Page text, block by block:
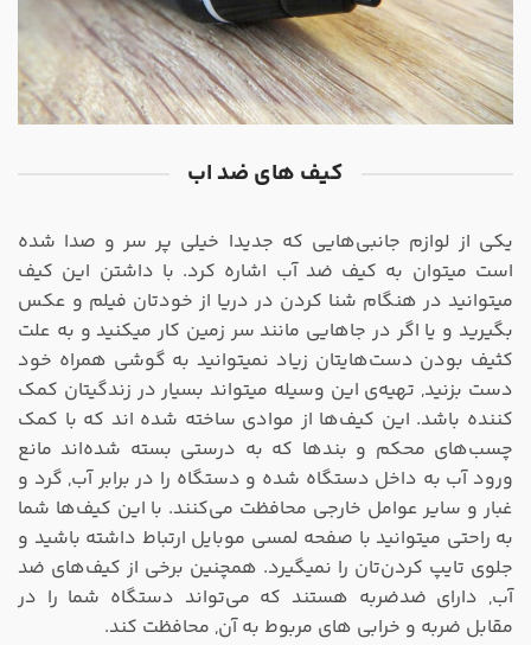
کیف های ضد اب
یکی از لوازم‌ جانبی‌هایی که جدیدا خیلی پر سر و صدا شده
است میتوان به کیف ضد آب اشاره کرد. با داشتن این کیف
میتوانید در هنگام شنا کردن در دریا از خودتان فیلم و عکس
بگیرید و یا اگر در جاهایی مانند سر زمین کار میکنید و به علت
کثیف بودن دست‌هایتان زیاد نمیتوانید به گوشی همراه خود
دست بزنید, تهیه‌ی این وسیله میتواند بسیار در زندگیتان کمک
کننده باشد. این کیف‌ها از موادی ساخته شده اند که با کمک
چسب‌های محکم و بندها که به درستی بسته شده‌اند مانع
ورود آب به داخل دستگاه شده و دستگاه را در برابر آب, گرد و
غبار و سایر عوامل خارجی محافظت می‌کنند. با این کیف‌ها شما
به راحتی میتوانید با صفحه لمسی موبایل ارتباط داشته باشید و
جلوی تایپ کردن‌تان را نمیگیرد. همچنین برخی از کیف‌های ضد
آب, دارای ضدضربه هستند که می‌تواند دستگاه شما را در
مقابل ضربه و خرابی های مربوط به آن, محافظت کند.